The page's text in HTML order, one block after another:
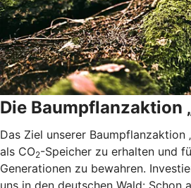
Die Baumpflanzaktion
Das Ziel unserer Baumpflanzaktion
als CO2-Speicher zu erhalten und
Generationen zu bewahren.